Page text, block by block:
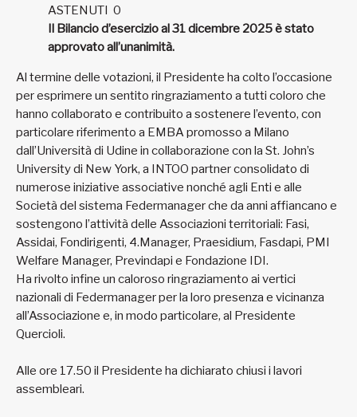
ASTENUTI 0
Il Bilancio d’esercizio al 31 dicembre 2025 è stato
approvato all’unanimità.
Al termine delle votazioni, il Presidente ha colto l’occasione
per esprimere un sentito ringraziamento a tutti coloro che
hanno collaborato e contribuito a sostenere l’evento, con
particolare riferimento a EMBA promosso a Milano
dall’Università di Udine in collaborazione con la St. John’s
University di New York, a INTOO partner consolidato di
numerose iniziative associative nonché agli Enti e alle
Società del sistema Federmanager che da anni affiancano e
sostengono l’attività delle Associazioni territoriali: Fasi,
Assidai, Fondirigenti, 4.Manager, Praesidium, Fasdapi, PMI
Welfare Manager, Previndapi e Fondazione IDI.
Ha rivolto infine un caloroso ringraziamento ai vertici
nazionali di Federmanager per la loro presenza e vicinanza
all’Associazione e, in modo particolare, al Presidente
Quercioli.
Alle ore 17.50 il Presidente ha dichiarato chiusi i lavori
assembleari.